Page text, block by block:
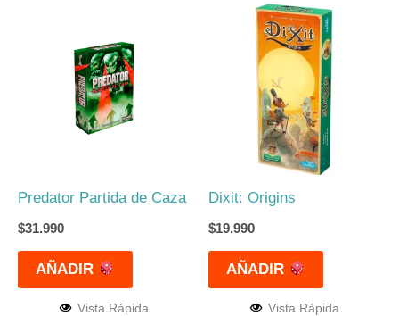
Predator Partida de Caza
$31.990
AÑADIR
Vista Rápida
Dixit: Origins
$19.990
AÑADIR
Vista Rápida